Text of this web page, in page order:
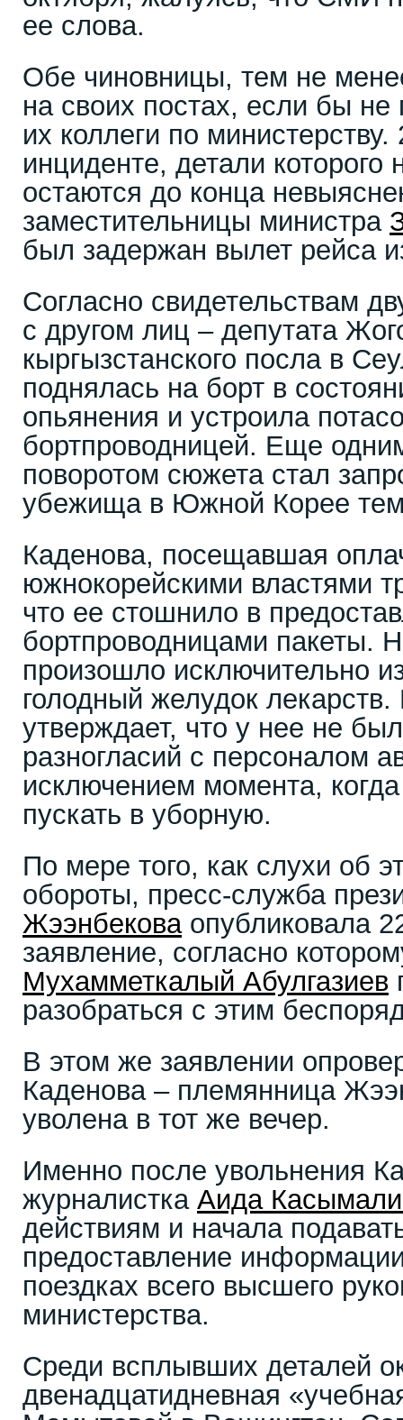
ее слова.
Обе чиновницы, тем не
на своих постах, если бы
их коллеги по
инциденте, детали
остаются до конца
заместительницы министра
был задержан вылет рейса
Согласно свидетельствам
с другом лиц – депутата
кыргызстанского посла в
поднялась на борт в
опьянения и устроила
бортпроводницей. Еще
поворотом сюжета стал
убежища в Южной Корее
Каденова, посещавшая
южнокорейскими властями
что ее стошнило в
бортпроводницами пакеты.
произошло исключительно
голодный желудок лекарств.
утверждает, что у нее не
разногласий с персоналом
исключением момента,
пускать в уборную.
По мере того, как слухи об
обороты, пресс-служба
Жээнбековаопубликовала
заявление, согласно
Мухамметкалый Абулгазиев
разобраться с этим
В этом же заявлении
Каденова – племянница
уволена в тот же вечер.
Именно после увольнения
журналистка Аида
действиям и начала
предоставление
поездках всего высшего
министерства.
Среди всплывших деталей
двенадцатидневная